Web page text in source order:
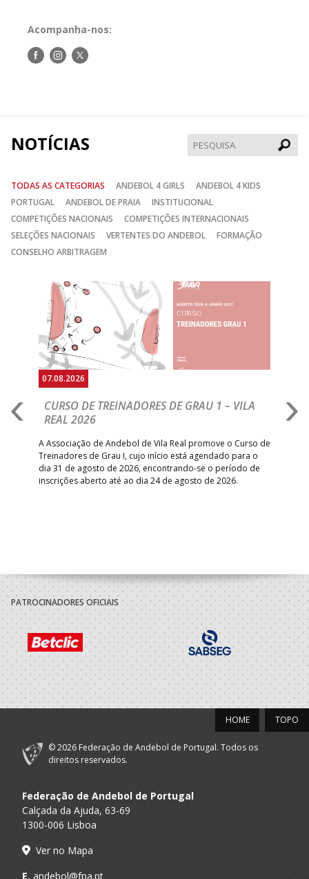
Acompanha-nos:
Siga-Siga-Siga-
NOTÍCIAS
TODAS AS CATEGORIAS ANDEBOL 4 GIRLS
ANDEBOL 4 KIDS
PORTUGAL
ANDEBOL DE PRAIA
INSTITUCIONAL
COMPETIÇÕES NACIONAIS
COMPETIÇÕES INTERNACIONAIS
SELEÇÕES NACIONAIS
VERTENTES DO ANDEBOL
FORMAÇÃO
CONSELHO ARBITRAGEM
07.08.2026
CURSO DE TREINADORES DE GRAU 1 – VILA
REAL 2026
A Associação de Andebol de Vila Real promove o Curso de
Treinadores de Grau I, cujo início está agendado para o
dia 31 de agosto de 2026, encontrando-se o período de
inscrições aberto até ao dia 24 de agosto de 2026.
Anterior
PATROCINADORES OFICIAIS
TOPO
HOME
© 2026 Federação de Andebol de Portugal. Todos os
direitos reservados.
Federação de Andebol de Portugal
Calçada da Ajuda, 63-69
1300-006 Lisboa
Ver no Mapa
E. andebol@fpa.pt